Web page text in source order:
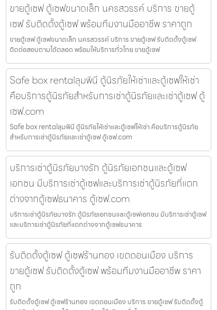
ขายตู้เซฟ ตู้เซฟขนาดเล็ก นครสวรรค์ บริการ ขายตู้
เซฟ รับติดตั้งตู้เซฟ พร้อมทีมงานมืออาชีพ ราคาถูก
ขายตู้เซฟ ตู้เซฟขนาดเล็ก นครสวรรค์ บริการ ขายตู้เซฟ รับติดตั้งตู้เซฟ
ติดต่อสอบถามได้ตลอด พร้อมให้บริการทั่วไทย ขายตู้เซฟ
Safe box rentalลุมพินี ตู้นิรภัยให้เช่าและตู้เซฟให้เช่า
คือบริการตู้นิรภัยสำหรับการเช่าตู้นิรภัยและเช่าตู้เซฟ ตู้
เซฟ.com
Safe box rentalลุมพินี ตู้นิรภัยให้เช่าและตู้เซฟให้เช่า คือบริการตู้นิรภัย
สำหรับการเช่าตู้นิรภัยและเช่าตู้เซฟ ตู้เซฟ.com
บริการเช่าตู้นิรภัยบางรัก ตู้นิรภัยเอกชนและตู้เซฟ
เอกชน มีบริการเช่าตู้เซฟและบริการเช่าตู้นิรภัยที่แตก
ต่างจากตู้เซฟธนาคาร ตู้เซฟ.com
บริการเช่าตู้นิรภัยบางรัก ตู้นิรภัยเอกชนและตู้เซฟเอกชน มีบริการเช่าตู้เซฟ
และบริการเช่าตู้นิรภัยที่แตกต่างจากตู้เซฟธนาคาร
รับติดตั้งตู้เซฟ ตู้เซฟร้านทอง เขตดอนเมือง บริการ
ขายตู้เซฟ รับติดตั้งตู้เซฟ พร้อมทีมงานมืออาชีพ ราคา
ถูก
รับติดตั้งตู้เซฟ ตู้เซฟร้านทอง เขตดอนเมือง บริการ ขายตู้เซฟ รับติดตั้งตู้